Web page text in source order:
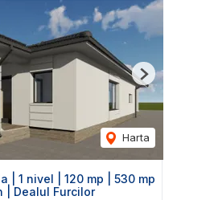
Harta
Next
| 1 nivel | 120 mp | 530 mp
| Dealul Furcilor